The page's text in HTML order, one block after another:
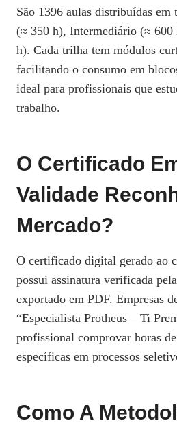
São 1396 aulas distribuídas
(≈ 350 h), Intermediário (≈ 600
h). Cada trilha tem módulos
facilitando o consumo em
ideal para profissionais que
trabalho.
O Certificado
Validade
Mercado?
O certificado digital gerado ao
possui assinatura verificada
exportado em PDF. Empresas
“Especialista Protheus – Ti
profissional comprovar horas
específicas em processos
Como A